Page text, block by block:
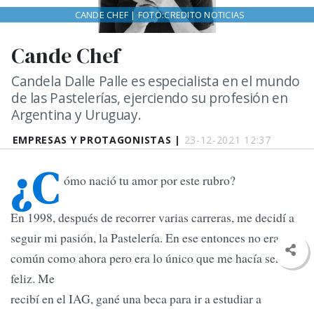
EMPRESAS Y PROTAGONISTAS | 23-12-2021 12:37
Cande Chef
Candela Dalle Palle es especialista en el mundo
de las Pastelerías, ejerciendo su profesión en
Argentina y Uruguay.
CANDE CHEF | FOTO:CREDITO NOTICIAS
¿C ómo nació tu amor por este rubro?
En 1998, después de recorrer varias carreras, me decidí a
seguir mi pasión, la Pastelería. En ese entonces no era tan
común como ahora pero era lo único que me hacía sentir
feliz. Me
recibí en el IAG, gané una beca para ir a estudiar a